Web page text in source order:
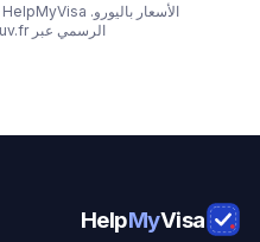
الرسمي عبر france-visas.gouv.fr.
HelpMyVisa